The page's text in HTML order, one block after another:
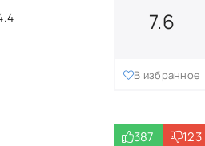
7.6
В избранное
387 123